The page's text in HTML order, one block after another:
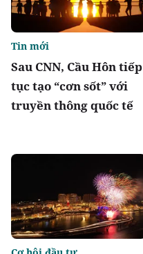
Sau CNN, Cầu Hôn tiếp
tục tạo “cơn sốt” với
truyền thông quốc tế
Tin mới